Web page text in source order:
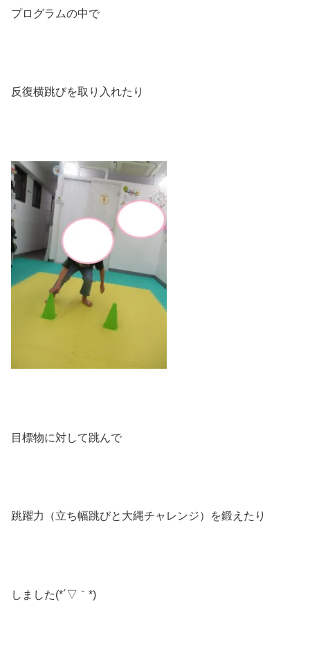
プログラムの中で
反復横跳びを取り入れたり
目標物に対して跳んで
跳躍力（立ち幅跳びと大縄チャレンジ）を鍛えたり
しました(*´▽｀*)